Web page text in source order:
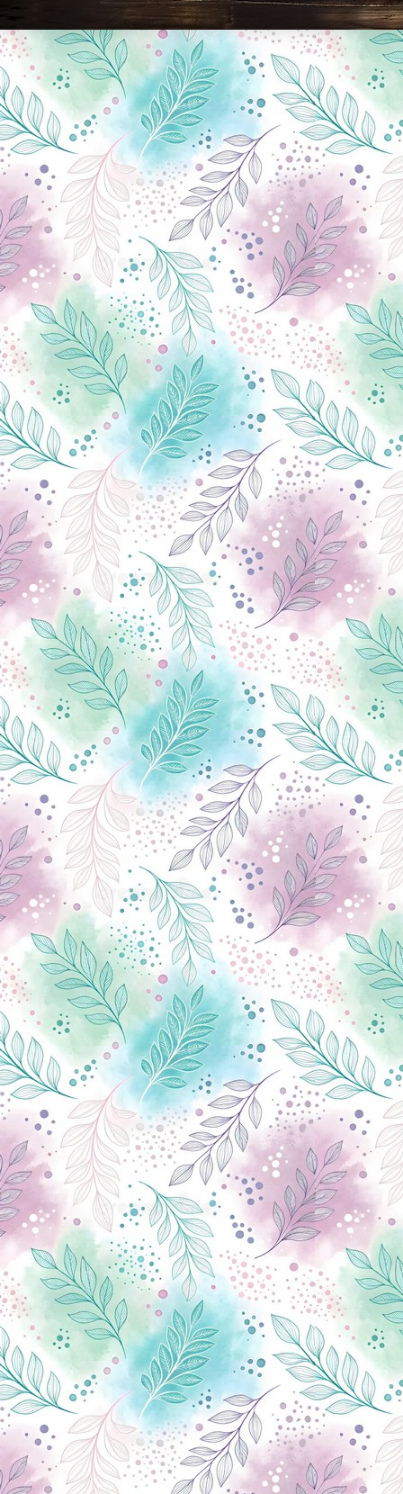
Новини Чернігова, Чернігівські новини, Чернігівський формат, новини Чернігова, події в Чернігові: політика, економіка, аналітика, культура, відеоновини, екологія, спортивний Чернігів, туризм, Чернігів